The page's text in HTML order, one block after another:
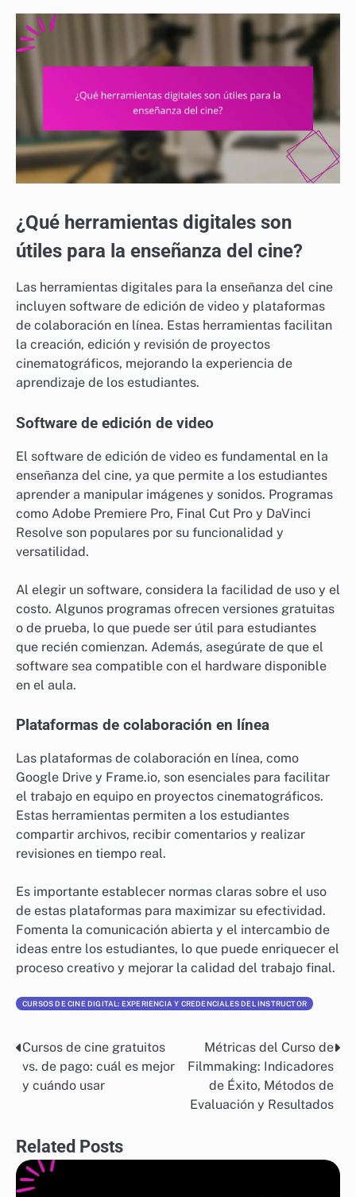
¿Qué herramientas digitales son
útiles para la enseñanza del cine?
Las herramientas digitales para la enseñanza del cine
incluyen software de edición de video y plataformas
de colaboración en línea. Estas herramientas facilitan
la creación, edición y revisión de proyectos
cinematográficos, mejorando la experiencia de
aprendizaje de los estudiantes.
Software de edición de video
El software de edición de video es fundamental en la
enseñanza del cine, ya que permite a los estudiantes
aprender a manipular imágenes y sonidos. Programas
como Adobe Premiere Pro, Final Cut Pro y DaVinci
Resolve son populares por su funcionalidad y
versatilidad.
Al elegir un software, considera la facilidad de uso y el
costo. Algunos programas ofrecen versiones gratuitas
o de prueba, lo que puede ser útil para estudiantes
que recién comienzan. Además, asegúrate de que el
software sea compatible con el hardware disponible
en el aula.
Plataformas de colaboración en línea
Las plataformas de colaboración en línea, como
Google Drive y Frame.io, son esenciales para facilitar
el trabajo en equipo en proyectos cinematográficos.
Estas herramientas permiten a los estudiantes
compartir archivos, recibir comentarios y realizar
revisiones en tiempo real.
Es importante establecer normas claras sobre el uso
de estas plataformas para maximizar su efectividad.
Fomenta la comunicación abierta y el intercambio de
ideas entre los estudiantes, lo que puede enriquecer el
proceso creativo y mejorar la calidad del trabajo final.
CURSOS DE CINE DIGITAL: EXPERIENCIA Y CREDENCIALES DEL INSTRUCTOR
Post
navigation
Cursos de cine gratuitos
vs. de pago: cuál es mejor
y cuándo usar
Métricas del Curso de
Filmmaking: Indicadores
de Éxito, Métodos de
Evaluación y Resultados
Related Posts